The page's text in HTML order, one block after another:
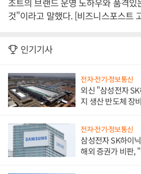
것"이라고 말했다. [비즈니스포스트
인기기사
전자·전기·정보통신
외신 "삼성전자
지 생산 반도체 장
전자·전기·정보통신
삼성전자 SK하이
해외 증권가 비판,